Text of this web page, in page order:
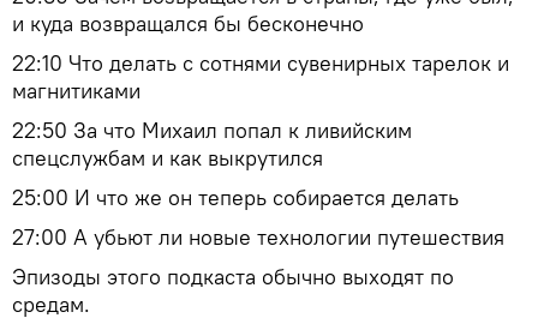
и куда возвращался бы бесконечно
22:10 Что делать с сотнями сувенирных тарелок и
магнитиками
22:50 За что Михаил попал к ливийским
спецслужбам и как выкрутился
25:00 И что же он теперь собирается делать
27:00 А убьют ли новые технологии путешествия
Эпизоды этого подкаста обычно выходят по
средам.